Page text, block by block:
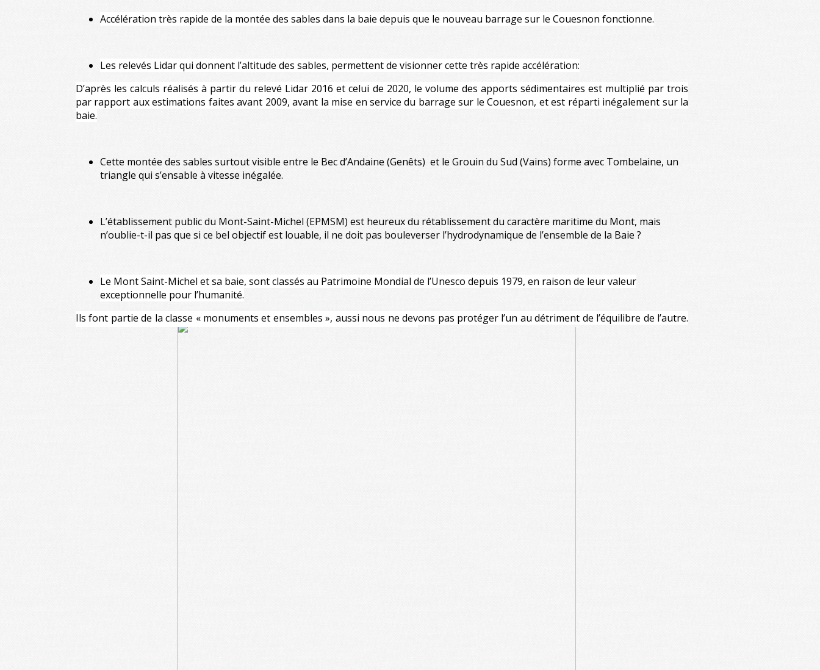
Accélération très rapide de la montée des sables dans la baie depuis que le nouveau barrage sur le Couesnon fonctionne.
Les relevés Lidar qui donnent l’altitude des sables, permettent de visionner cette très rapide accélération:
D’après les calculs réalisés à partir du relevé Lidar 2016 et celui de 2020, le volume des apports sédimentaires est multiplié par trois
par rapport aux estimations faites avant 2009, avant la mise en service du barrage sur le Couesnon, et est réparti inégalement sur la
baie.
Cette montée des sables surtout visible entre le Bec d’Andaine (Genêts) et le Grouin du Sud (Vains) forme avec Tombelaine, un
triangle qui s’ensable à vitesse inégalée.
L’établissement public du Mont-Saint-Michel (EPMSM) est heureux du rétablissement du caractère maritime du Mont, mais
n’oublie-t-il pas que si ce bel objectif est louable, il ne doit pas bouleverser l’hydrodynamique de l’ensemble de la Baie ?
Le Mont Saint-Michel et sa baie, sont classés au Patrimoine Mondial de l’Unesco depuis 1979, en raison de leur valeur
exceptionnelle pour l’humanité.
Ils font partie de la classe « monuments et ensembles », aussi nous ne devons pas protéger l’un au détriment de l’équilibre de l’autre.
“ L’alliance inédite du site naturel et de l’architecture”.